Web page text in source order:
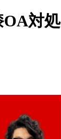
対処